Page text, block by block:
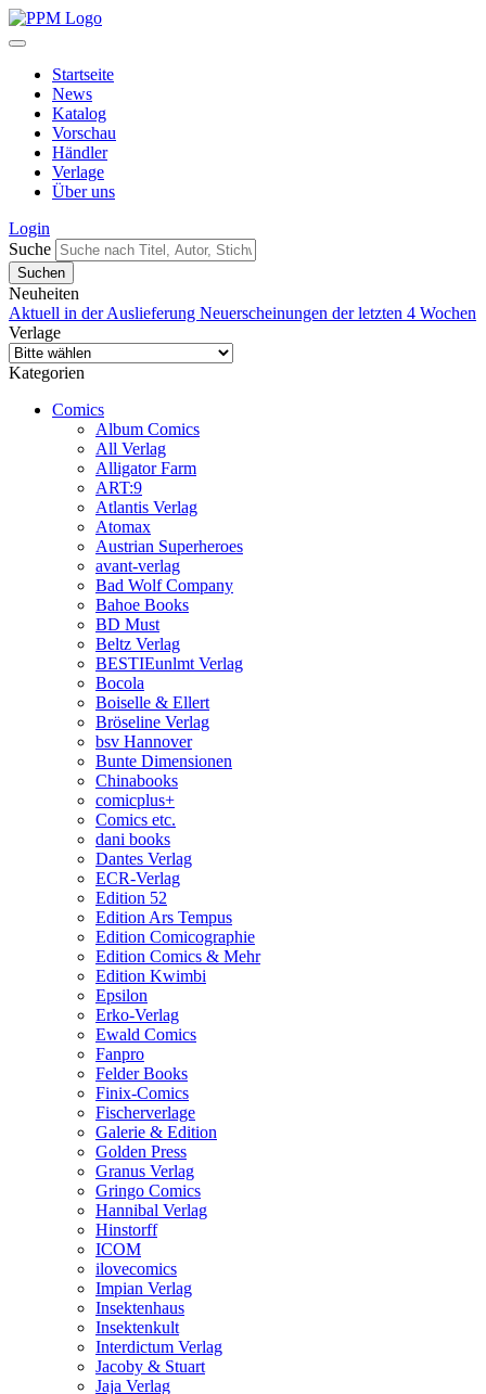
Startseite
News
Katalog
Vorschau
Händler
Verlage
Über uns
Login
Suche
Neuheiten
Aktuell in der Auslieferung Neuerscheinungen der letzten 4 Wochen
Verlage
Kategorien
Comics
Album Comics
All Verlag
Alligator Farm
ART:9
Atlantis Verlag
Atomax
Austrian Superheroes
avant-verlag
Bad Wolf Company
Bahoe Books
BD Must
Beltz Verlag
BESTIEunlmt Verlag
Bocola
Boiselle & Ellert
Bröseline Verlag
bsv Hannover
Bunte Dimensionen
Chinabooks
comicplus+
Comics etc.
dani books
Dantes Verlag
ECR-Verlag
Edition 52
Edition Ars Tempus
Edition Comicographie
Edition Comics & Mehr
Edition Kwimbi
Epsilon
Erko-Verlag
Ewald Comics
Fanpro
Felder Books
Finix-Comics
Fischerverlage
Galerie & Edition
Golden Press
Granus Verlag
Gringo Comics
Hannibal Verlag
Hinstorff
ICOM
ilovecomics
Impian Verlag
Insektenhaus
Insektenkult
Interdictum Verlag
Jacoby & Stuart
Jaja Verlag